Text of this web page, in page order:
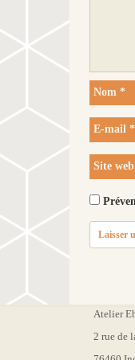
Nom *
E-mail *
Site web
Atelier
2 rue de